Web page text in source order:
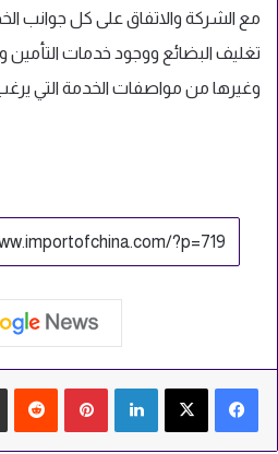
مع الشركة والاتفاق على كل جوانب
تغليف البضائع ووجود خدمات التأمين
وغيرها من مواصفات الخدمة التي
لينكدإن بينتيريست